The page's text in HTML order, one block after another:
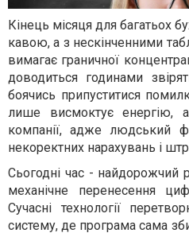
Кінець місяця для багатьох
кавою, а з нескінченними
вимагає граничної
доводиться годинами
боячись припуститися
лише висмоктує енергію,
компанії, адже людський
некоректних нарахувань і
Сьогодні час - найдорожчий
механічне перенесення
Сучасні технології
систему, де програма сама